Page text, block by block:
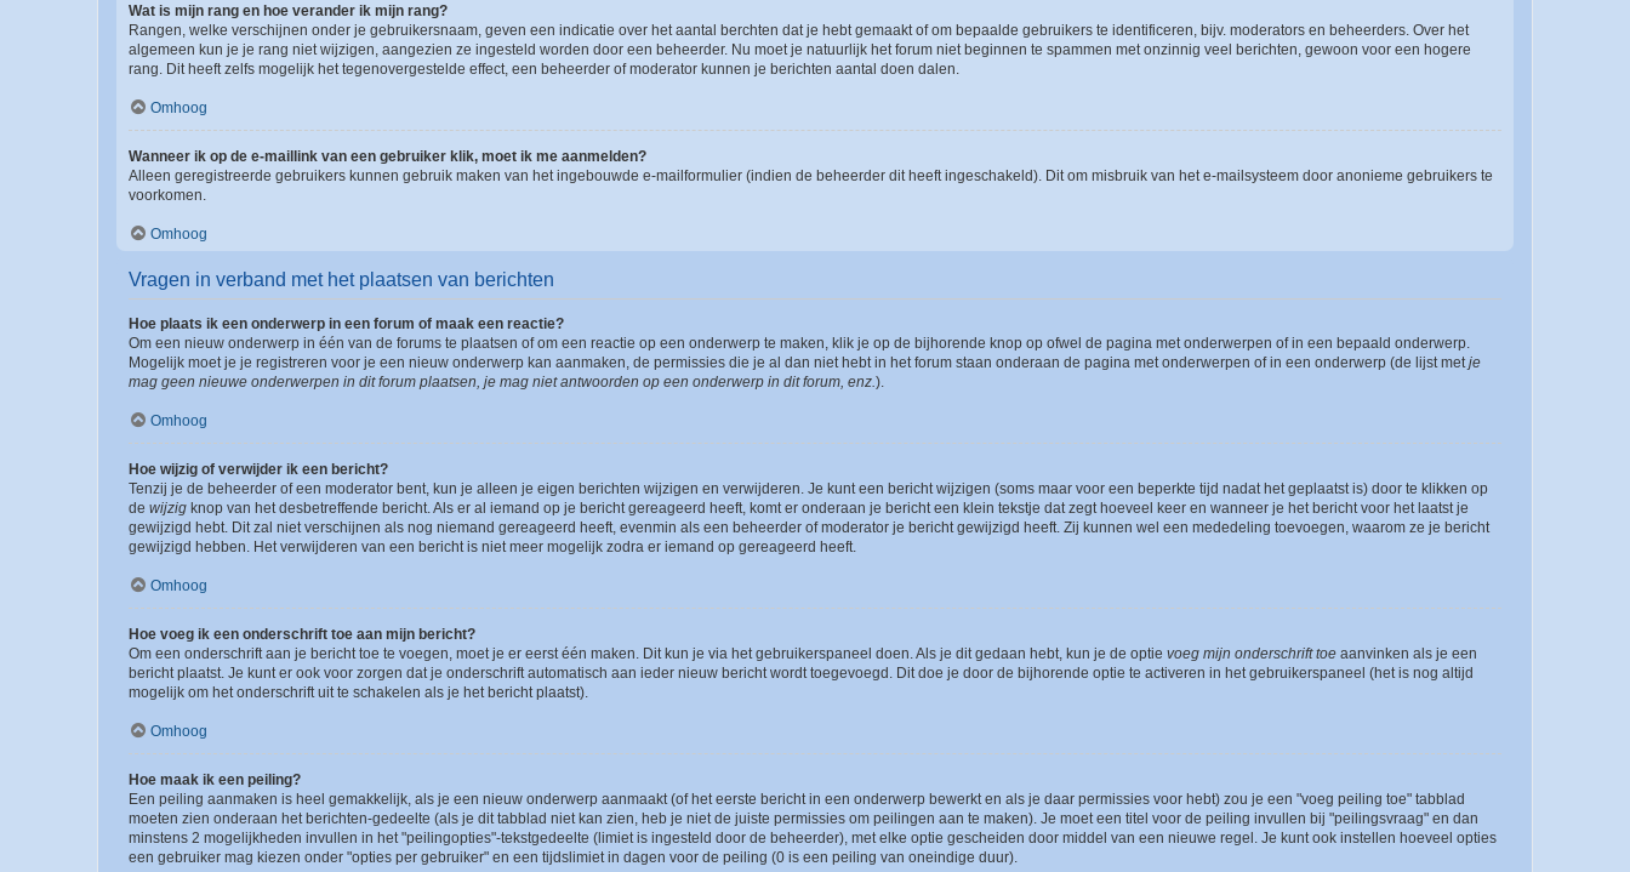
Wat is mijn rang en hoe verander ik mijn rang?
Rangen, welke verschijnen onder je gebruikersnaam, geven een indicatie over het aantal berchten dat je hebt gemaakt of om bepaalde gebruikers te identificeren, bijv. moderators en beheerders. Over het
algemeen kun je je rang niet wijzigen, aangezien ze ingesteld worden door een beheerder. Nu moet je natuurlijk het forum niet beginnen te spammen met onzinnig veel berichten, gewoon voor een hogere
rang. Dit heeft zelfs mogelijk het tegenovergestelde effect, een beheerder of moderator kunnen je berichten aantal doen dalen.
Omhoog
Wanneer ik op de e-maillink van een gebruiker klik, moet ik me aanmelden?
Alleen geregistreerde gebruikers kunnen gebruik maken van het ingebouwde e-mailformulier (indien de beheerder dit heeft ingeschakeld). Dit om misbruik van het e-mailsysteem door anonieme gebruikers te
voorkomen.
Omhoog
Vragen in verband met het plaatsen van berichten
Hoe plaats ik een onderwerp in een forum of maak een reactie?
Om een nieuw onderwerp in één van de forums te plaatsen of om een reactie op een onderwerp te maken, klik je op de bijhorende knop op ofwel de pagina met onderwerpen of in een bepaald onderwerp.
Mogelijk moet je je registreren voor je een nieuw onderwerp kan aanmaken, de permissies die je al dan niet hebt in het forum staan onderaan de pagina met onderwerpen of in een onderwerp (de lijst met je
mag geen nieuwe onderwerpen in dit forum plaatsen, je mag niet antwoorden op een onderwerp in dit forum, enz. ).
Omhoog
Hoe wijzig of verwijder ik een bericht?
Tenzij je de beheerder of een moderator bent, kun je alleen je eigen berichten wijzigen en verwijderen. Je kunt een bericht wijzigen (soms maar voor een beperkte tijd nadat het geplaatst is) door te klikken op
de wijzig knop van het desbetreffende bericht. Als er al iemand op je bericht gereageerd heeft, komt er onderaan je bericht een klein tekstje dat zegt hoeveel keer en wanneer je het bericht voor het laatst je
gewijzigd hebt. Dit zal niet verschijnen als nog niemand gereageerd heeft, evenmin als een beheerder of moderator je bericht gewijzigd heeft. Zij kunnen wel een mededeling toevoegen, waarom ze je bericht
gewijzigd hebben. Het verwijderen van een bericht is niet meer mogelijk zodra er iemand op gereageerd heeft.
Omhoog
Hoe voeg ik een onderschrift toe aan mijn bericht?
Om een onderschrift aan je bericht toe te voegen, moet je er eerst één maken. Dit kun je via het gebruikerspaneel doen. Als je dit gedaan hebt, kun je de optie voeg mijn onderschrift toe aanvinken als je een
bericht plaatst. Je kunt er ook voor zorgen dat je onderschrift automatisch aan ieder nieuw bericht wordt toegevoegd. Dit doe je door de bijhorende optie te activeren in het gebruikerspaneel (het is nog altijd
mogelijk om het onderschrift uit te schakelen als je het bericht plaatst).
Omhoog
Hoe maak ik een peiling?
Een peiling aanmaken is heel gemakkelijk, als je een nieuw onderwerp aanmaakt (of het eerste bericht in een onderwerp bewerkt en als je daar permissies voor hebt) zou je een "voeg peiling toe" tabblad
moeten zien onderaan het berichten-gedeelte (als je dit tabblad niet kan zien, heb je niet de juiste permissies om peilingen aan te maken). Je moet een titel voor de peiling invullen bij "peilingsvraag" en dan
minstens 2 mogelijkheden invullen in het "peilingopties"-tekstgedeelte (limiet is ingesteld door de beheerder), met elke optie gescheiden door middel van een nieuwe regel. Je kunt ook instellen hoeveel opties
een gebruiker mag kiezen onder "opties per gebruiker" en een tijdslimiet in dagen voor de peiling (0 is een peiling van oneindige duur).